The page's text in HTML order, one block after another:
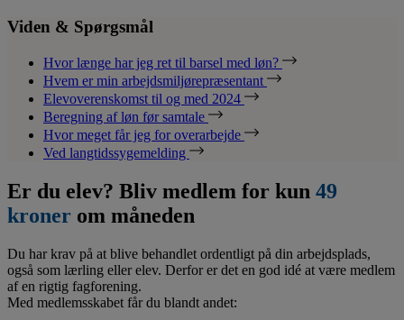
Viden & Spørgsmål
Hvor længe har jeg ret til barsel med løn?
Hvem er min arbejdsmiljørepræsentant
Elevoverenskomst til og med 2024
Beregning af løn før samtale
Hvor meget får jeg for overarbejde
Ved langtidssygemelding
Er du elev? Bliv medlem for kun 49
kroner om måneden
Du har krav på at blive behandlet ordentligt på din arbejdsplads,
også som lærling eller elev. Derfor er det en god idé at være medlem
af en rigtig fagforening.
Med medlemsskabet får du blandt andet: